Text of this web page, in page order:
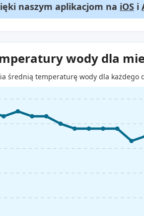
naszym aplikacjom na iOS i
wody dla
średnią temperaturę wody dla